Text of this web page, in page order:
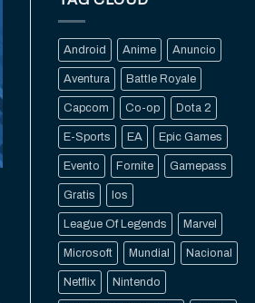
Android Anime Anuncio
Aventura Battle Royale
Capcom Co-op Dota 2
E-Sports EA Epic Games
Evento Fornite Gamepass
Gratis Ios
League Of Legends Marvel
Microsoft Mundial Nacional
Netflix Nintendo